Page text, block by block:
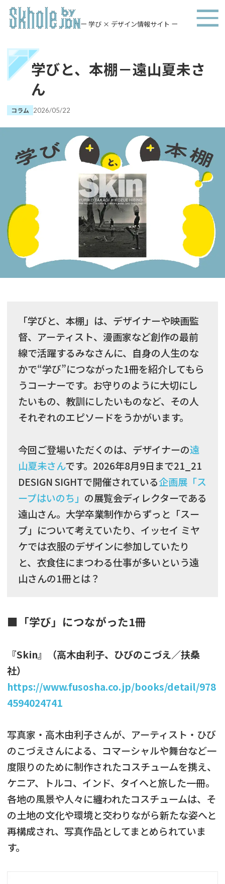
ー 学び × デザイン情報サイト ー
学びと、本棚－遠山夏未さ
ん
コラム 2026/05/22
「学びと、本棚」は、デザイナーや映画監
督、アーティスト、漫画家など創作の最前
線で活躍するみなさんに、自身の人生のな
かで“学び”につながった1冊を紹介してもら
うコーナーです。お守りのように大切にし
たいもの、教訓にしたいものなど、その人
それぞれのエピソードをうかがいます。
今回ご登場いただくのは、デザイナーの遠
山夏未さんです。2026年8月9日まで21_21
DESIGN SIGHTで開催されている企画展「ス
ープはいのち」 の展覧会ディレクターである
遠山さん。大学卒業制作からずっと「スー
プ」について考えていたり、イッセイ ミヤ
ケでは衣服のデザインに参加していたり
と、衣食住にまつわる仕事が多いという遠
山さんの1冊とは？
■「学び」につながった1冊
『Skin』（高木由利子、ひびのこづえ／扶桑
社）
https://www.fusosha.co.jp/books/detail/978
4594024741
写真家・高木由利子さんが、アーティスト・ひび
のこづえさんによる、コマーシャルや舞台など一
度限りのために制作されたコスチュームを携え、
ケニア、トルコ、インド、タイへと旅した一冊。
各地の風景や人々に纏われたコスチュームは、そ
の土地の文化や環境と交わりながら新たな姿へと
再構成され、写真作品としてまとめられていま
す。